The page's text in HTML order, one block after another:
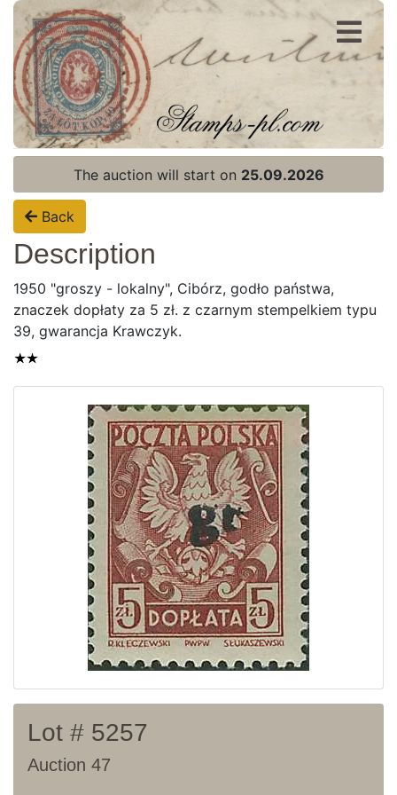
Register
Login
Home page
Current auction
Recent result
Regulation
The auction will start on 25.09.2026
Back
Description
1950 "groszy - lokalny", Cibórz, godło państwa,
znaczek dopłaty za 5 zł. z czarnym stempelkiem typu
39, gwarancja Krawczyk.
Lot # 5257
Auction 47